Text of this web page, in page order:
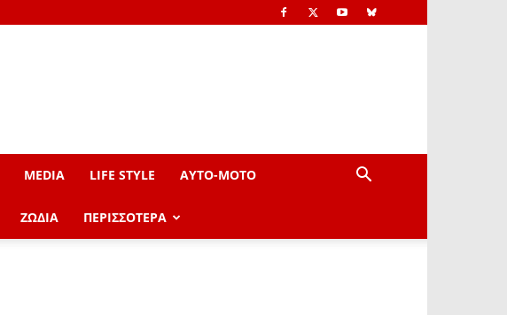
MEDIA LIFE STYLE AYTO-ΜOTO
ΖΩΔΙΑ ΠΕΡΙΣΣΟΤΕΡΑ